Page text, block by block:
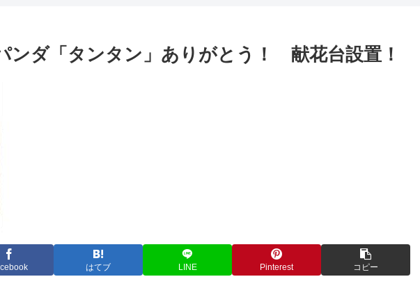
ンダ「タンタン」ありがとう！ 献花台設置！
はてブ LINE Pinterest コピー